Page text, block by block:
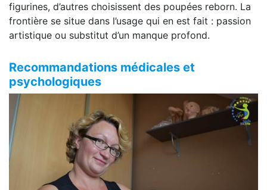
figurines, d’autres choisissent des poupées reborn. La
frontière se situe dans l’usage qui en est fait : passion
artistique ou substitut d’un manque profond.
Recommandations médicales et
psychologiques